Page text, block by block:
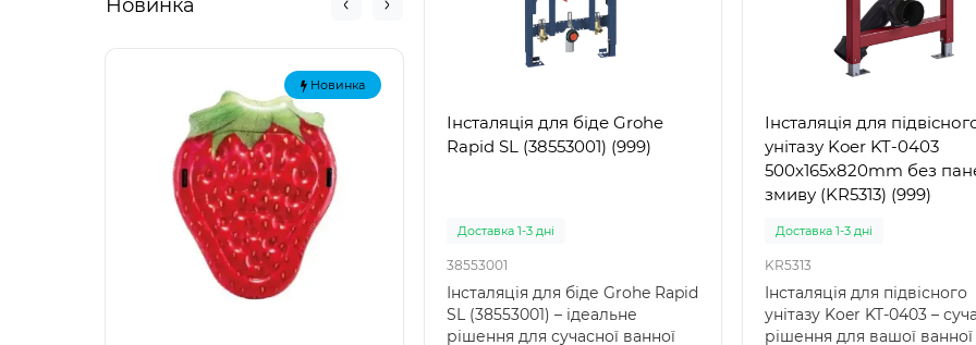
Новинка
Новинка
Новинка
Інсталяція для біде Grohe
Rapid SL (38553001) (999)
Доставка 1-3 дні
38553001
Інсталяція для біде Grohe Rapid
SL (38553001) – ідеальне
рішення для сучасної ванної
Інсталяція для
унітазу Koer KT-0403
500x165x820mm без
змиву (KR5313) (999)
Доставка 1-3 дні
KR5313
Інсталяція для підвісного
унітазу Koer KT-0403 –
рішення для вашої ванної